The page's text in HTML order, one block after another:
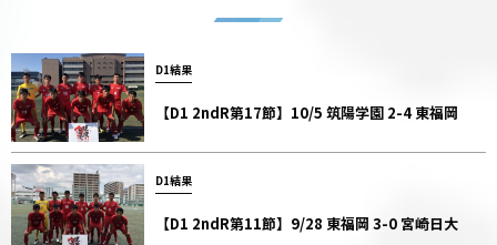
D1結果
【D1 2ndR第17節】10/5 筑陽学園 2-4 東福岡
D1結果
【D1 2ndR第11節】9/28 東福岡 3-0 宮崎日大